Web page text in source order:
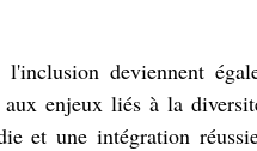
deviennent
enjeux liés à la
et une intégration